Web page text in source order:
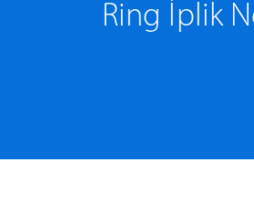
Ring İplik